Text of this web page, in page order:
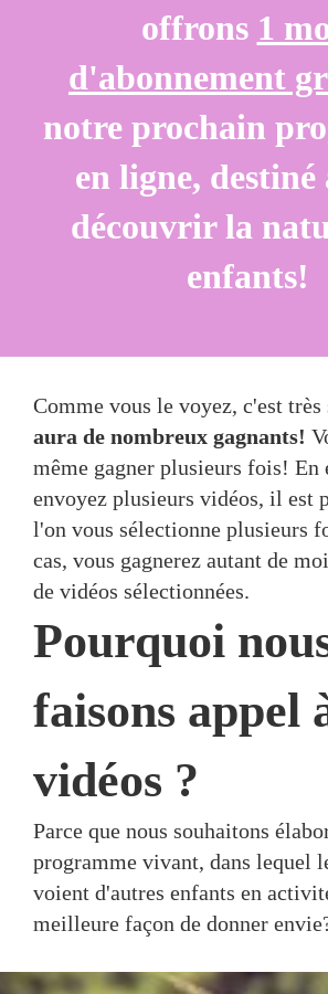
offrons 1
d'abonnement
notre prochain
en ligne, destiné
découvrir la
enfants!
Comme vous le voyez, c'est
aura de nombreux gagnants!
même gagner plusieurs fois! En
envoyez plusieurs vidéos, il est
l'on vous sélectionne plusieurs
cas, vous gagnerez autant de
de vidéos sélectionnées.
Pourquoi
faisons appel
vidéos ?
Parce que nous souhaitons
programme vivant, dans lequel
voient d'autres enfants en
meilleure façon de donner